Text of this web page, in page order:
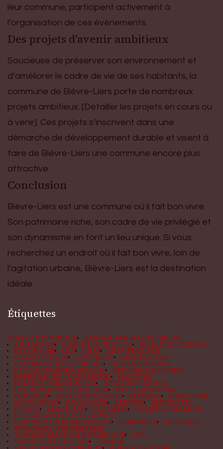
leur commune, participent activement à
l’organisation de ces événements.
Des projets d’avenir ambitieux
Soucieuse de préserver son environnement et
d’améliorer le cadre de vie de ses habitants, la
commune de Bièvre-Liers porte de nombreux
projets ambitieux. [Détailler les projets en cours ou
à venir]. Ces projets s’inscrivent dans une
démarche de développement durable et visent à
faire de Bièvre-Liers une commune encore plus
attractive.
Conclusion
Bièvre-Liers est une commune où il fait bon vivre.
Son patrimoine riche, son cadre de vie privilégié et
son dynamisme en font un lieu unique. Si vous
recherchez un endroit où il fait bon vivre, loin de
l’agitation urbaine, Bièvre-Liers est la destination
idéale.
Étiquettes
ACTIVITÉ PHYSIQUE AMÉNAGEMENT INTÉRIEUR
ANIMATION BIEN-ÊTRE CHEZ SOI BIEN-ÊTRE MENTAL
BÉTON CIRÉ CBD CHAT CHAUFFAGISTE
CLIMATISATION COUVREUR CRÉDIT AUTO
DÉCORATION INTÉRIEURE DÉMÉNAGEMENT
EFFICACITÉ ÉNERGÉTIQUE EXPÉRIENCE CLIENT
EXPÉRIENCES CULTURELLES FAÇADIER
FINANCE PERSONNELLE GESTION FINANCE
HYGIÈNE BUCCO-DENTAIRE INVESTISSEMENT
JARDINIER LES CONDUCTEURS MATELAS MENUISIER
MOTO CROSS PAYSAGISTE PEINTRE PISCINISTE
PLAGES PLAQUISTE PLOMBIER POMPE À CHALEUR
RESTAURANT CASTELGINEST
RÉNOVATION ÉNERGÉTIQUE SERRURIER SPECTACLE
STRATÉGIE D'ENTREPRISE
TRANSFORMATION NUMÉRIQUE TVA
VOITURE D'OCCASION VOYAGE